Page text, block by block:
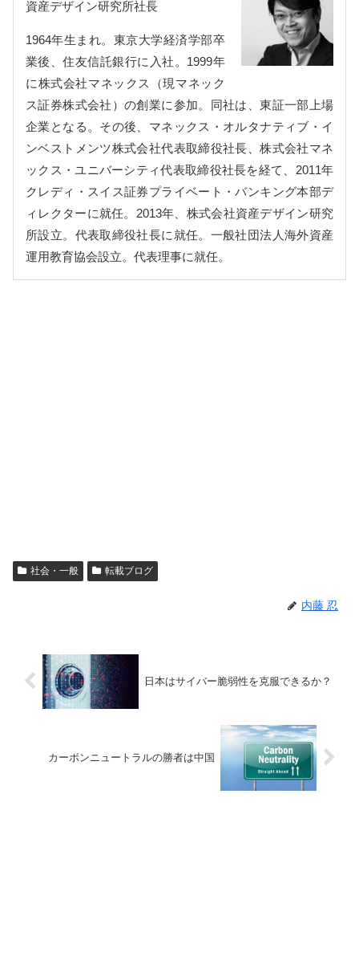
資産デザイン研究所社長
1964年生まれ。東京大学経済学部卒
業後、住友信託銀行に入社。1999年
に株式会社マネックス（現マネック
ス証券株式会社）の創業に参加。同社は、東証一部上場
企業となる。その後、マネックス・オルタナティブ・イ
ンベストメンツ株式会社代表取締役社長、株式会社マネ
ックス・ユニバーシティ代表取締役社長を経て、2011年
クレディ・スイス証券プライベート・バンキング本部デ
ィレクターに就任。2013年、株式会社資産デザイン研究
所設立。代表取締役社長に就任。一般社団法人海外資産
運用教育協会設立。代表理事に就任。
社会・一般 転載ブログ
内藤 忍
日本はサイバー脆弱性を克服できるか？
カーボンニュートラルの勝者は中国